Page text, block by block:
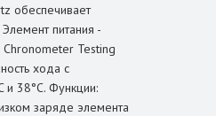
обеспечивает
питания -
Testing
хода с
и 38°C. Функции:
заряде элемента